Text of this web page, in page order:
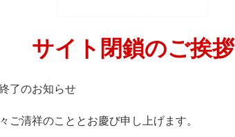
サイト閉鎖のご挨拶
了のお知らせ
清祥のこととお慶び申し上げます。